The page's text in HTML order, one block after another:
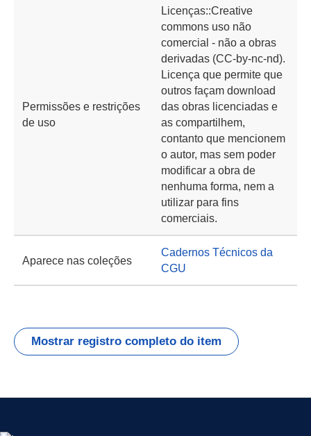
Permissões e restrições
de uso
Licenças::Creative
commons uso não
comercial - não a obras
derivadas (CC-by-nc-nd).
Licença que permite que
outros façam download
das obras licenciadas e
as compartilhem,
contanto que mencionem
o autor, mas sem poder
modificar a obra de
nenhuma forma, nem a
utilizar para fins
comerciais.
Aparece nas coleções
Cadernos Técnicos da
CGU
Mostrar registro completo do item